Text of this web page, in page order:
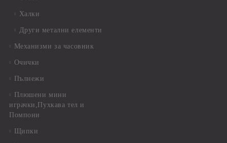
Халки
Други метални елементи
Механизми за часовник
Очички
Пълнежи
Плюшени мини
играчки,Пухкава тел и
Помпони
Щипки